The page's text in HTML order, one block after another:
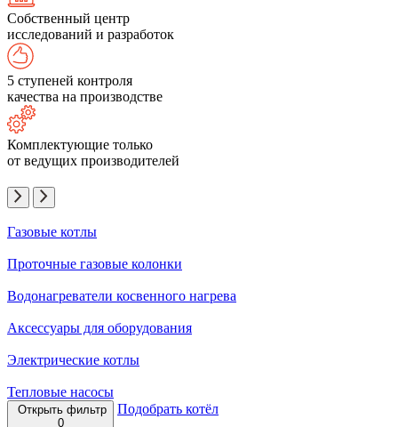
Собственный центр
исследований и разработок
5 ступеней контроля
качества на производстве
Комплектующие только
от ведущих производителей
Газовые котлы
Проточные газовые колонки
Водонагреватели косвенного нагрева
Аксессуары для оборудования
Электрические котлы
Тепловые насосы
Открыть фильтр
0
Подобрать котёл